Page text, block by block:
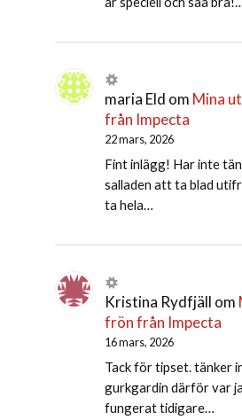
maria Eld om Mina
från Impecta
22 mars, 2026
Fint inlägg! Har inte
salladen att ta blad
ta hela…
Kristina Rydfjäll om
frön från Impecta
16 mars, 2026
Tack för tipset. tänker
gurkgardin därför var
fungerat tidigare…